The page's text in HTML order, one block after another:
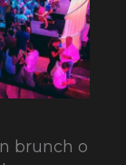
brunch o